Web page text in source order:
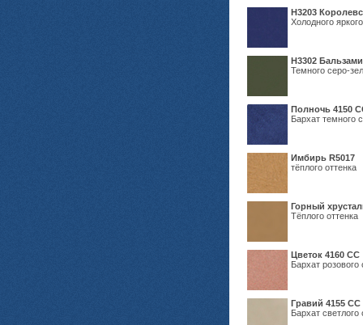
Н3203
Холодного
Н3302
Темного серо-
Полночь 4150
Бархат темного
Имбирь R5017
тёплого оттенка
Горный
Тёплого оттенка
Цветок 4160 СС
Бархат розового
Гравий 4155 СС
Бархат светлого